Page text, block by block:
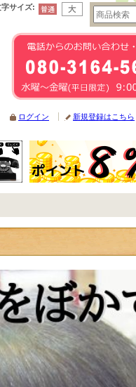
字サイズ:
ログイン 新規登録はこちら